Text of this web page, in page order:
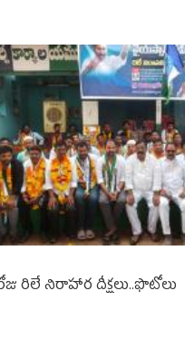
రిలే నిరాహార దీక్షలు..ఫొటోలు